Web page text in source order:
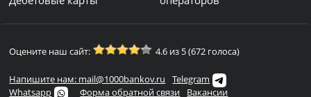
Оцените наш сайт: 4.6 из 5 (672 голоса)
Напишите нам: mail@1000bankov.ru
Telegram
Whatsapp
Форма обратной связи
Вакансии